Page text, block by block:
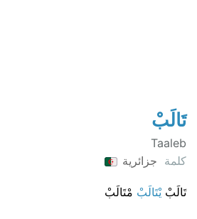
تَالَبْ
Taaleb
كلمة جزائرية
تَالَبْ يْتَالَبْ مْتَالَبْ